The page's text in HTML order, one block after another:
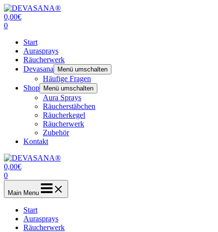
Zum
Inhalt
springen
0,00€
0
Start
Aurasprays
Räucherwerk
Devasana
Menü umschalten
Häufige Fragen
Shop
Menü umschalten
Aura Sprays
Räucherstäbchen
Räucherkegel
Räucherwerk
Zubehör
Kontakt
0,00€
0
Main Menu
Start
Aurasprays
Räucherwerk